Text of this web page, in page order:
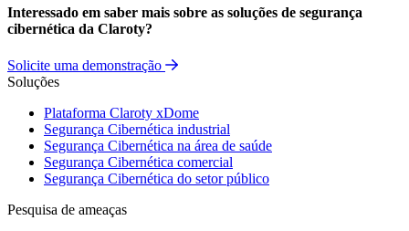
Interessado em saber mais sobre as soluções de segurança
cibernética da Claroty?
Solicite uma demonstração
Soluções
Plataforma Claroty xDome
Segurança Cibernética industrial
Segurança Cibernética na área de saúde
Segurança Cibernética comercial
Segurança Cibernética do setor público
Pesquisa de ameaças